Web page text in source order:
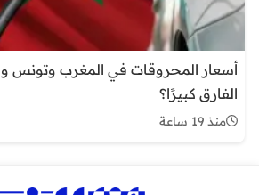
أسعار المحروقات في المغرب وتونس
الفارق كبيرًا؟
منذ 19 ساعة